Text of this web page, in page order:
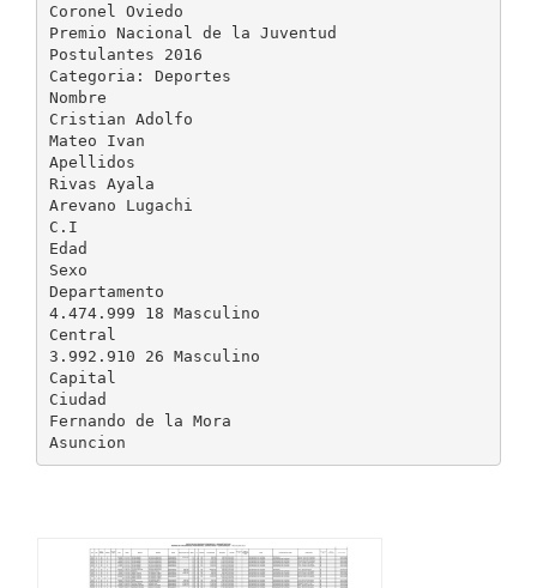
Coronel Oviedo
Premio Nacional de la Juventud
Postulantes 2016
Categoria: Deportes
Nombre
Cristian Adolfo
Mateo Ivan
Apellidos
Rivas Ayala
Arevano Lugachi
C.I
Edad
Sexo
Departamento
4.474.999 18 Masculino
Central
3.992.910 26 Masculino
Capital
Ciudad
Fernando de la Mora